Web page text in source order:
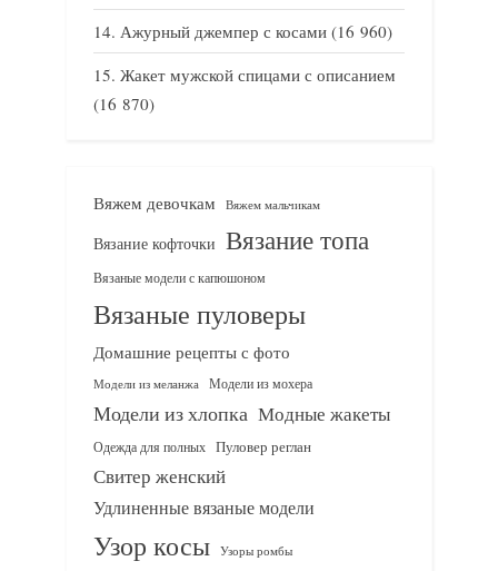
Ажурный джемпер с косами (16 960)
Жакет мужской спицами с описанием
(16 870)
Вяжем девочкам Вяжем мальчикам
Вязание кофточки Вязание топа
Вязаные модели с капюшоном
Вязаные пуловеры
Домашние рецепты с фото
Модели из меланжа Модели из мохера
Модели из хлопка Модные жакеты
Одежда для полных Пуловер реглан
Свитер женский
Удлиненные вязаные модели
Узор косы Узоры ромбы